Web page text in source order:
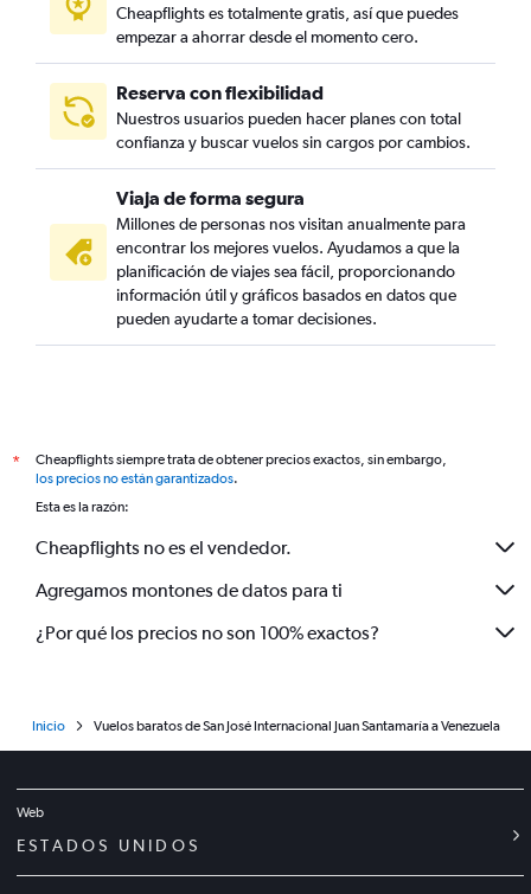
Cheapflights es totalmente gratis, así que puedes
empezar a ahorrar desde el momento cero.
Reserva con flexibilidad
Nuestros usuarios pueden hacer planes con total
confianza y buscar vuelos sin cargos por cambios.
Viaja de forma segura
Millones de personas nos visitan anualmente para
encontrar los mejores vuelos. Ayudamos a que la
planificación de viajes sea fácil, proporcionando
información útil y gráficos basados en datos que
pueden ayudarte a tomar decisiones.
*
Cheapflights siempre trata de obtener precios exactos, sin embargo,
los precios no están garantizados.
Esta es la razón:
Cheapflights no es el vendedor.
Agregamos montones de datos para ti
¿Por qué los precios no son 100% exactos?
Inicio Vuelos baratos de San José Internacional Juan Santamaría a Venezuela
Web
ESTADOS UNIDOS